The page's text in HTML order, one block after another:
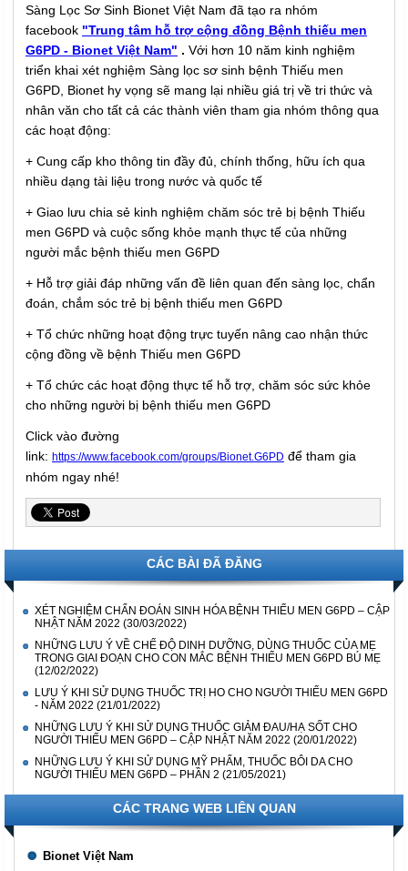
Sàng Lọc Sơ Sinh Bionet Việt Nam đã tạo ra nhóm
facebook "Trung tâm hỗ trợ cộng đồng Bệnh thiếu men
G6PD - Bionet Việt Nam" . Với hơn 10 năm kinh nghiệm
triển khai xét nghiệm Sàng lọc sơ sinh bệnh Thiếu men
G6PD, Bionet hy vọng sẽ mang lại nhiều giá trị về tri thức và
nhân văn cho tất cả các thành viên tham gia nhóm thông qua
các hoạt động:
+ Cung cấp kho thông tin đầy đủ, chính thống, hữu ích qua
nhiều dạng tài liệu trong nước và quốc tế
+ Giao lưu chia sẻ kinh nghiệm chăm sóc trẻ bị bệnh Thiếu
men G6PD và cuộc sống khỏe mạnh thực tế của những
người mắc bệnh thiếu men G6PD
+ Hỗ trợ giải đáp những vấn đề liên quan đến sàng lọc, chẩn
đoán, chắm sóc trẻ bị bệnh thiếu men G6PD
+ Tổ chức những hoạt động trực tuyến nâng cao nhận thức
cộng đồng về bệnh Thiếu men G6PD
+ Tổ chức các hoạt động thực tế hỗ trợ, chăm sóc sức khỏe
cho những người bị bệnh thiếu men G6PD
Click vào đường
link: https://www.facebook.com/groups/Bionet.G6PD để tham gia
nhóm ngay nhé!
CÁC BÀI ĐÃ ĐĂNG
XÉT NGHIỆM CHẨN ĐOÁN SINH HÓA BỆNH THIẾU MEN G6PD – CẬP
NHẬT NĂM 2022 (30/03/2022)
NHỮNG LƯU Ý VỀ CHẾ ĐỘ DINH DƯỠNG, DÙNG THUỐC CỦA MẸ
TRONG GIAI ĐOẠN CHO CON MẮC BỆNH THIẾU MEN G6PD BÚ MẸ
(12/02/2022)
LƯU Ý KHI SỬ DỤNG THUỐC TRỊ HO CHO NGƯỜI THIẾU MEN G6PD
- NĂM 2022 (21/01/2022)
NHỮNG LƯU Ý KHI SỬ DỤNG THUỐC GIẢM ĐAU/HẠ SỐT CHO
NGƯỜI THIẾU MEN G6PD – CẬP NHẬT NĂM 2022 (20/01/2022)
NHỮNG LƯU Ý KHI SỬ DỤNG MỸ PHẨM, THUỐC BÔI DA CHO
NGƯỜI THIẾU MEN G6PD – PHẦN 2 (21/05/2021)
CÁC TRANG WEB LIÊN QUAN
Bionet Việt Nam